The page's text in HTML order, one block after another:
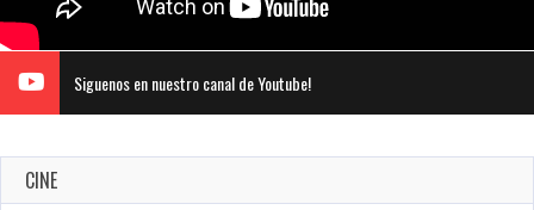
Siguenos en nuestro canal de Youtube!
CINE